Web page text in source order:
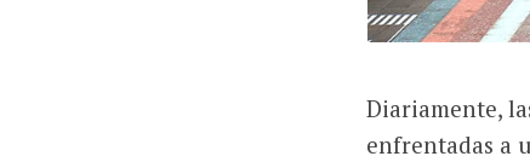
Diariamente,
enfrentadas a